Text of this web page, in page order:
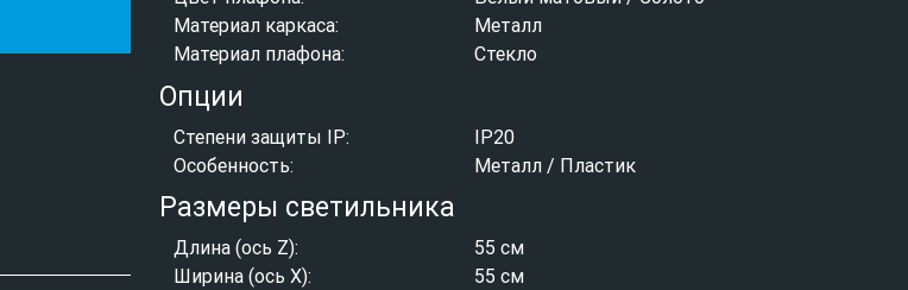
Материал каркаса:
Металл
Материал плафона:
Стекло
Опции
Степени защиты IP:
IP20
Особенность:
Металл / Пластик
Размеры светильника
Длина (ось Z):
55 см
Ширина (ось X):
55 см